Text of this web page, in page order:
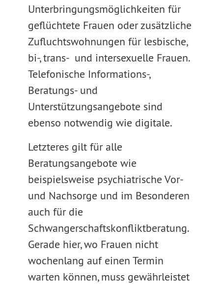
Unterbringungsmöglichkeiten für
geflüchtete Frauen oder zusätzliche
Zufluchtswohnungen für lesbische,
bi-, trans- und intersexuelle Frauen.
Telefonische Informations-,
Beratungs- und
Unterstützungsangebote sind
ebenso notwendig wie digitale.
Letzteres gilt für alle
Beratungsangebote wie
beispielsweise psychiatrische Vor-
und Nachsorge und im Besonderen
auch für die
Schwangerschaftskonfliktberatung.
Gerade hier, wo Frauen nicht
wochenlang auf einen Termin
warten können, muss gewährleistet